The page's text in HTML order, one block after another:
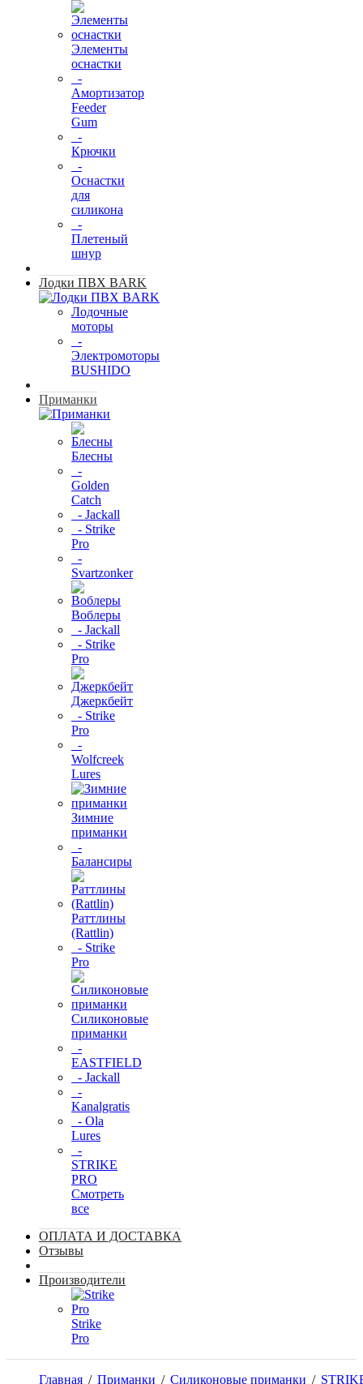
Элементы
оснастки
-
Амортизатор
Feeder
Gum
-
Крючки
-
Оснастки
для
силикона
-
Плетеный
шнур
Лодки ПВХ BARK
Лодочные
моторы
-
Электромоторы
BUSHIDO
Приманки
Блесны
-
Golden
Catch
- Jackall
- Strike
Pro
-
Svartzonker
Воблеры
- Jackall
- Strike
Pro
Джеркбейт
- Strike
Pro
-
Wolfcreek
Lures
Зимние
приманки
-
Балансиры
Раттлины
(Rattlin)
- Strike
Pro
Силиконовые
приманки
-
EASTFIELD
- Jackall
-
Kanalgratis
- Ola
Lures
-
STRIKE
PRO
Смотреть
все
ОПЛАТА И ДОСТАВКА
Отзывы
Производители
Strike
Pro
Главная / Приманки / Силиконовые приманки /